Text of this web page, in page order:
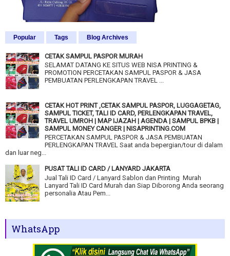
Popular Tags Blog Archives
CETAK SAMPUL PASPOR MURAH
SELAMAT DATANG KE SITUS WEB NISA PRINTING &
PROMOTION PERCETAKAN SAMPUL PASPOR & JASA
PEMBUATAN PERLENGKAPAN TRAVEL ...
CETAK HOT PRINT ,CETAK SAMPUL PASPOR, LUGGAGETAG,
SAMPUL TICKET, TALI ID CARD, PERLENGKAPAN TRAVEL,
TRAVEL UMROH | MAP IJAZAH | AGENDA | SAMPUL BPKB |
SAMPUL MONEY CANGER | NISAPRINTING.COM
PERCETAKAN SAMPUL PASPOR & JASA PEMBUATAN
PERLENGKAPAN TRAVEL Saat anda bepergian/tour di dalam
dan luar neg...
PUSAT TALI ID CARD / LANYARD JAKARTA
Jual Tali ID Card / Lanyard Sablon dan Printing Murah
Lanyard Tali ID Card Murah dan Siap Diborong Anda seorang
personalia Atau Pem...
WhatsApp